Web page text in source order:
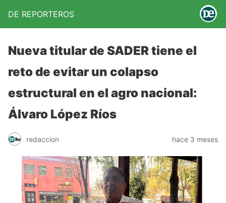
DE REPORTEROS
Nueva titular de SADER tiene el
reto de evitar un colapso
estructural en el agro nacional:
Álvaro López Ríos
redaccion hace 3 meses